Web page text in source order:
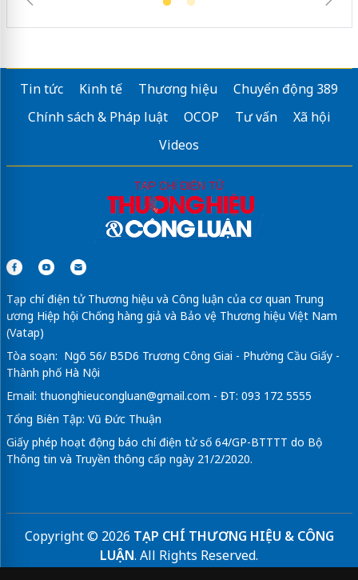
Tin tức Kinh tế Thương hiệu
Chuyển động 389
Chính sách & Pháp luật
OCOP Tư vấn
Xã hội
Videos
Tạp chí điện tử Thương hiệu và Công luận của cơ quan Trung
ương Hiệp hội Chống hàng giả và Bảo vệ Thương hiệu Việt Nam
(Vatap)
Tòa soạn: Ngõ 56/ B5D6 Trương Công Giai - Phường Cầu Giấy -
Thành phố Hà Nội
Email: thuonghieucongluan@gmail.com - ĐT: 093 172 5555
Tổng Biên Tập: Vũ Đức Thuận
Giấy phép hoạt động báo chí điện tử số 64/GP-BTTTT do Bộ
Thông tin và Truyền thông cấp ngày 21/2/2020.
Copyright © 2026 TẠP CHÍ THƯƠNG HIỆU & CÔNG
LUẬN. All Rights Reserved.